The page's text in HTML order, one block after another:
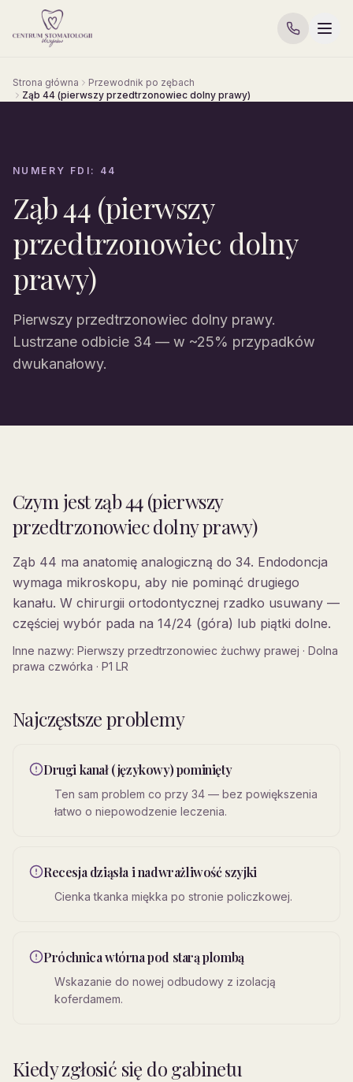
Strona główna
Przewodnik po zębach
Ząb 44 (pierwszy przedtrzonowiec dolny prawy)
NUMERY FDI: 44
Ząb 44 (pierwszy
przedtrzonowiec dolny
prawy)
Pierwszy przedtrzonowiec dolny prawy.
Lustrzane odbicie 34 — w ~25% przypadków
dwukanałowy.
Czym jestząb 44 (pierwszy
przedtrzonowiec dolny prawy)
Ząb 44 ma anatomię analogiczną do 34. Endodoncja
wymaga mikroskopu, aby nie pominąć drugiego
kanału. W chirurgii ortodontycznej rzadko usuwany —
częściej wybór pada na 14/24 (góra) lub piątki dolne.
Inne nazwy: Pierwszy przedtrzonowiec żuchwy prawej · Dolna
prawa czwórka · P1 LR
Najczęstsze problemy
Drugi kanał (językowy) pominięty
Ten sam problem co przy 34 — bez powiększenia
łatwo o niepowodzenie leczenia.
Recesja dziąsła i nadwrażliwość szyjki
Cienka tkanka miękka po stronie policzkowej.
Próchnica wtórna pod starą plombą
Wskazanie do nowej odbudowy z izolacją
koferdamem.
Kiedy zgłosić się do gabinetu